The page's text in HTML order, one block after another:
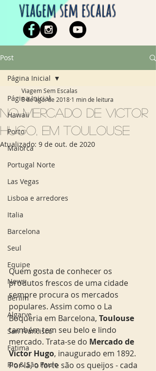
viagem sem escalas
Post
Página Inicial
Hawaii
Porto
Maiorca
Portugal Norte
Las Vegas
Lisboa e arredores
Italia
Barcelona
Seul
Equipe
News
Berlim
Algarve
San Francisco
Fatima
Rio & São Paulo
Página Inicial
No Mercado de Victor
Hugo, em Toulouse
Viagem Sem Escalas
8 de ago. de 2018 1 min de leitura
Atualizado: 9 de out. de 2020
Quem gosta de conhecer os
produtos frescos de uma cidade
sempre procura os mercados
populares. Assim como o La
Boqueria em Barcelona, Toulouse
também tem seu belo e lindo
mercado. Trata-se do Mercado de
Victor Hugo, inaugurado em 1892.
Por lá, o forte são os queijos - cada